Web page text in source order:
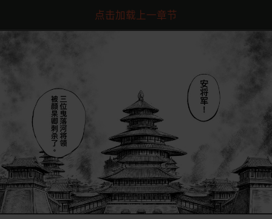
点击加载上一章节